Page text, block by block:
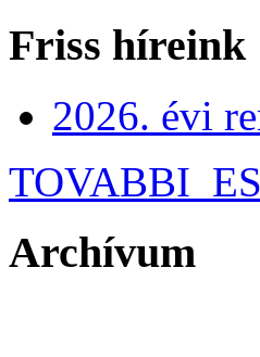
Friss híreink
2026. évi
Archívum